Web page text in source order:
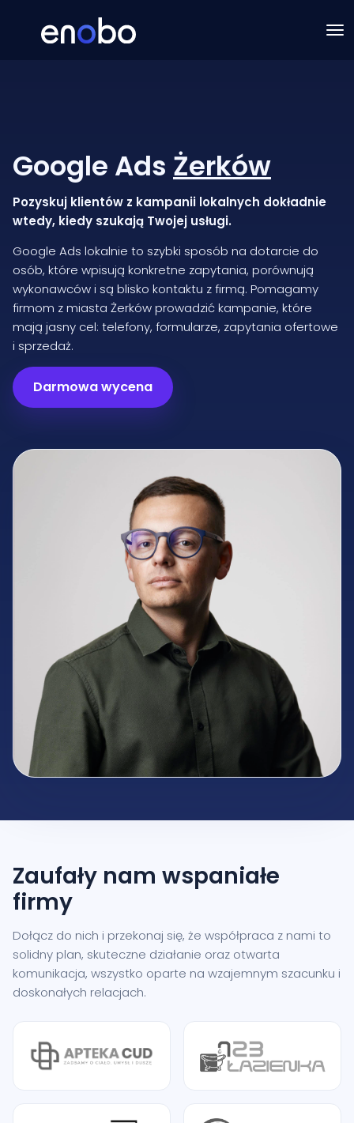
Google Ads Żerków
Pozyskuj klientów z kampanii lokalnych dokładnie
wtedy, kiedy szukają Twojej usługi.
Google Ads lokalnie to szybki sposób na dotarcie do
osób, które wpisują konkretne zapytania, porównują
wykonawców i są blisko kontaktu z firmą. Pomagamy
firmom z miasta Żerków prowadzić kampanie, które
mają jasny cel: telefony, formularze, zapytania ofertowe
i sprzedaż.
Darmowa wycena
Zaufały nam wspaniałe
firmy
Dołącz do nich i przekonaj się, że współpraca z nami to
solidny plan, skuteczne działanie oraz otwarta
komunikacja, wszystko oparte na wzajemnym szacunku i
doskonałych relacjach.